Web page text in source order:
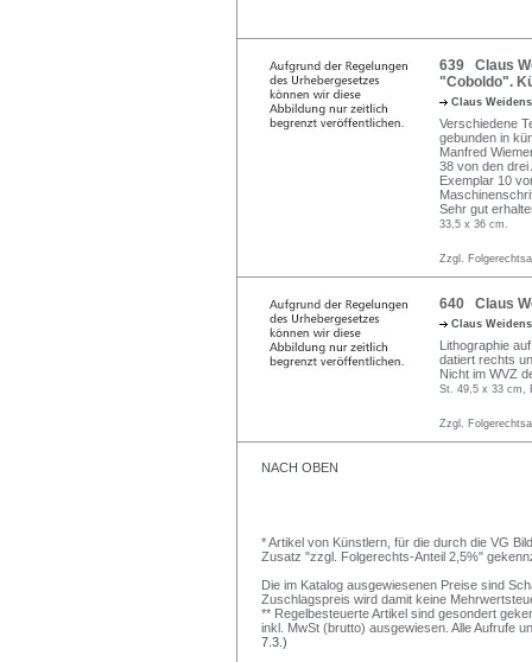
639 Claus
"Coboldo".
Claus
Verschiedene
gebunden in
Manfred
38 von den drei
Exemplar 10
Sehr gut
33,5 x 36 cm.
Zzgl.
640 Claus
Claus
Lithographie
datiert rechts
Nicht im WVZ
St. 49,5 x 33 cm,
Zzgl.
NACH OBEN
* Artikel von Künstlern, für die durch die VG
Zusatz "zzgl. Folgerechts-Anteil 2,5%"
Die im Katalog ausgewiesenen Preise sind
Zuschlagspreis wird damit keine
** Regelbesteuerte Artikel sind gesondert
inkl. MwSt (brutto) ausgewiesen. Alle Aufrufe
7.3.)